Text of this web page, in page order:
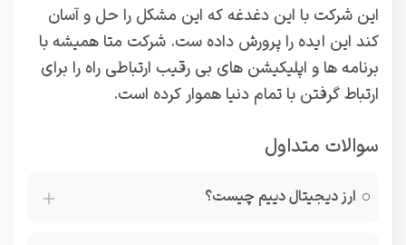
این شرکت با این دغدغه که این مشکل را حل و آسان
کند این ایده را پرورش داده ست. شرکت متا همیشه با
برنامه ها و اپلیکیشن های بی رقیب ارتباطی راه را برای
ارتباط گرفتن با تمام دنیا هموار کرده است.
سوالات متداول
ارز دیجیتال دییم چیست؟